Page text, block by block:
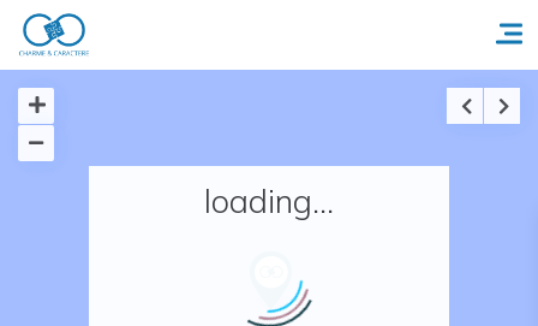
Accueil
Nos adresses en France
loading...